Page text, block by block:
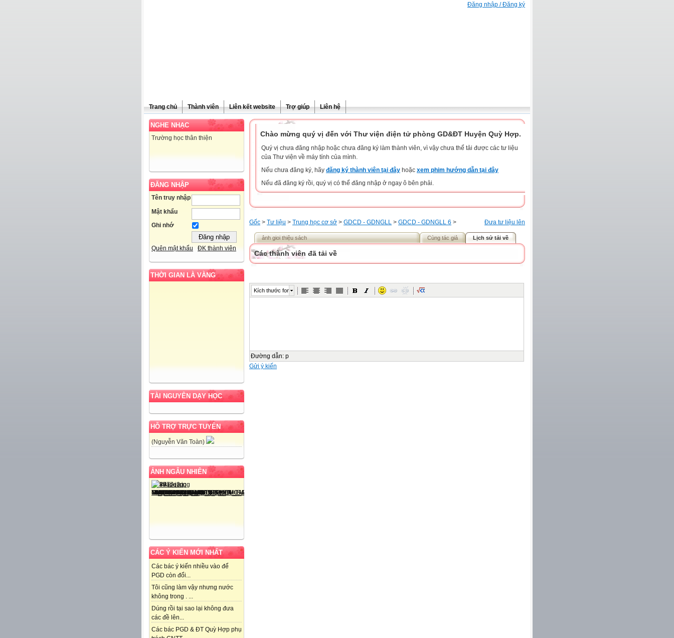
Đăng nhập / Đăng ký
Trang chủ Thành viên Liên kết website Trợ giúp Liên hệ
NGHE NHẠC
Trường học thân thiện
ĐĂNG NHẬP
Tên truy nhập
Mật khẩu
Ghi nhớ
Quên mật khẩu ĐK thành viên
THỜI GIAN LÀ VÀNG
TÀI NGUYÊN DẠY HỌC
HỖ TRỢ TRỰC TUYẾN
(Nguyễn Văn Toàn)
ẢNH NGẪU NHIÊN
CÁC Ý KIẾN MỚI NHẤT
Các bác ý kiến nhiều vào để
PGD còn đổi...
Tôi cũng làm vậy nhưng nước
không trong . ...
Dúng rồi tại sao lại không đưa
các đề lên...
Các bác PGD & ĐT Quỳ Hợp phụ
Chào mừng quý vị đến với Thư viện điện tử phòng GD&ĐT Huyện Quỳ Hợp.
Quý vị chưa đăng nhập hoặc chưa đăng ký làm thành viên, vì vậy chưa thể tải được các tư liệu
của Thư viện về máy tính của mình.
Nếu chưa đăng ký, hãy đăng ký thành viên tại đây hoặc xem phim hướng dẫn tại đây
Nếu đã đăng ký rồi, quý vị có thể đăng nhập ở ngay ô bên phải.
Đưa tư liệu lên
Gốc > Tư liệu > Trung học cơ sở > GDCD - GDNGLL > GDCD - GDNGLL 6 >
ảnh gioi thiệu sách Cùng tác giả Lịch sử tải về
Các thành viên đã tải về
Kích thước font
Đường dẫn: p
Gửi ý kiến